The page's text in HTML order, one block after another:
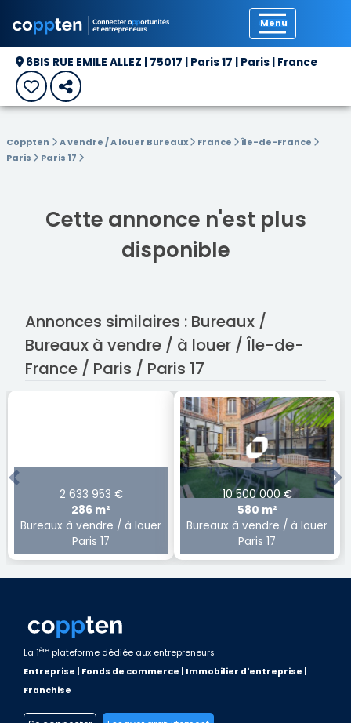
6BIS RUE EMILE ALLEZ | 75017 | Paris 17 | Paris | France
Coppten A vendre / A louer Bureaux France
Île-de-France
Paris
Paris 17
Cette annonce n'est plus
disponible
Annonces similaires : Bureaux /
Bureaux à vendre / à louer / Île-de-
France / Paris / Paris 17
2 633 953 €
286 m²
Bureaux à vendre / à louer
Paris 17
10 500 000 €
580 m²
Bureaux à vendre / à louer
Paris 17
Previous
La 1ère plateforme dédiée aux entrepreneurs
Entreprise | Fonds de commerce | Immobilier d'entreprise |
Franchise